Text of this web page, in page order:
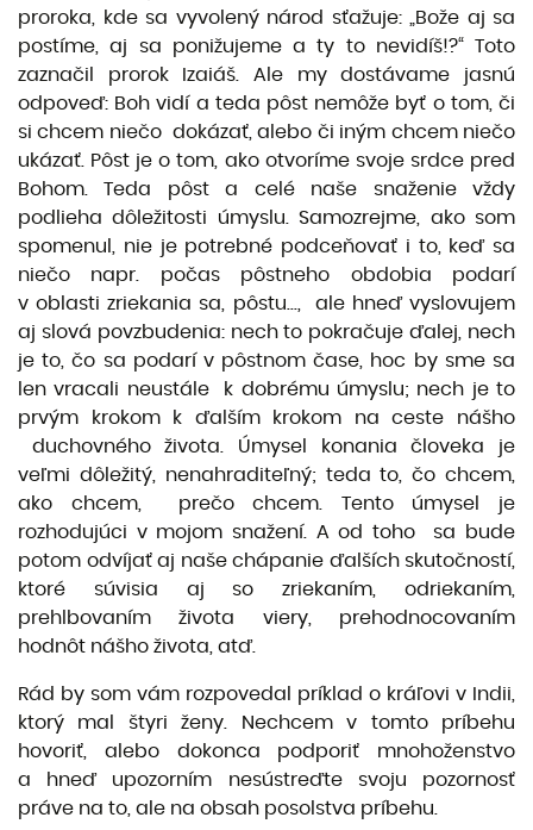
proroka, kde sa vyvolený národ sťažuje: „Bože aj sa
postíme, aj sa ponižujeme a ty to nevidíš!?“ Toto
zaznačil prorok Izaiáš. Ale my dostávame jasnú
odpoveď: Boh vidí a teda pôst nemôže byť o tom, či
si chcem niečo dokázať, alebo či iným chcem niečo
ukázať. Pôst je o tom, ako otvoríme svoje srdce pred
Bohom. Teda pôst a celé naše snaženie vždy
podlieha dôležitosti úmyslu. Samozrejme, ako som
spomenul, nie je potrebné podceňovať i to, keď sa
niečo napr. počas pôstneho obdobia podarí
v oblasti zriekania sa, pôstu..., ale hneď vyslovujem
aj slová povzbudenia: nech to pokračuje ďalej, nech
je to, čo sa podarí v pôstnom čase, hoc by sme sa
len vracali neustále k dobrému úmyslu; nech je to
prvým krokom k ďalším krokom na ceste nášho
duchovného života. Úmysel konania človeka je
veľmi dôležitý, nenahraditeľný; teda to, čo chcem,
ako chcem, prečo chcem. Tento úmysel je
rozhodujúci v mojom snažení. A od toho sa bude
potom odvíjať aj naše chápanie ďalších skutočností,
ktoré súvisia aj so zriekaním, odriekaním,
prehlbovaním života viery, prehodnocovaním
hodnôt nášho života, atď.
Rád by som vám rozpovedal príklad o kráľovi v Indii,
ktorý mal štyri ženy. Nechcem v tomto príbehu
hovoriť, alebo dokonca podporiť mnohoženstvo
a hneď upozorním nesústreďte svoju pozornosť
práve na to, ale na obsah posolstva príbehu.